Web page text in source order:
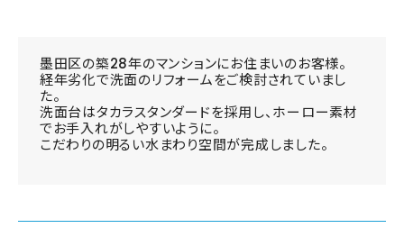
墨田区の築28年のマンションにお住まいのお客様。
経年劣化で洗面のリフォームをご検討されていまし
た。
洗面台はタカラスタンダードを採用し、ホーロー素材
でお手入れがしやすいように。
こだわりの明るい水まわり空間が完成しました。